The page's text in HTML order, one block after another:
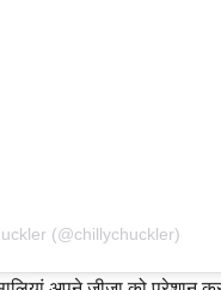
(@chillychuckler)